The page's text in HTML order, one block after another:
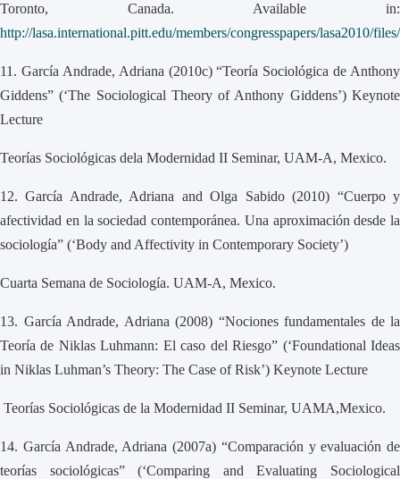
Toronto, Canada. Available in:
http://lasa.international.pitt.edu/members/congresspapers/lasa2010/
11. García Andrade, Adriana (2010c) “Teoría Sociológica de Anthony
Giddens” (‘The Sociological Theory of Anthony Giddens’) Keynote
Lecture
Teorías Sociológicas dela Modernidad II Seminar, UAM-A, Mexico.
12. García Andrade, Adriana and Olga Sabido (2010) “Cuerpo y
afectividad en la sociedad contemporánea. Una aproximación desde la
sociología” (‘Body and Affectivity in Contemporary Society’)
Cuarta Semana de Sociología. UAM-A, Mexico.
13. García Andrade, Adriana (2008) “Nociones fundamentales de la
Teoría de Niklas Luhmann: El caso del Riesgo” (‘Foundational Ideas
in Niklas Luhman’s Theory: The Case of Risk’) Keynote Lecture
Teorías Sociológicas de la Modernidad II Seminar, UAMA,Mexico.
14. García Andrade, Adriana (2007a) “Comparación y evaluación de
teorías sociológicas” (‘Comparing and Evaluating Sociological